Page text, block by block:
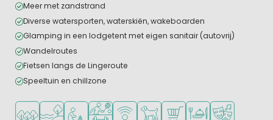
Meer met zandstrand
Diverse watersporten, waterskiën, wakeboarden
Glamping in een lodgetent met eigen sanitair (autovrij)
Wandelroutes
Fietsen langs de Lingeroute
Speeltuin en chillzone
Ligt in een bosrijke omgeving
Ligt bij het water
Aanbevolen voor jonge kinderen
Veel mogelijkheden om te sporten
WiFi beschikbaar
Huisdieren toegestaan
Campingwinkel/
Restaurant of